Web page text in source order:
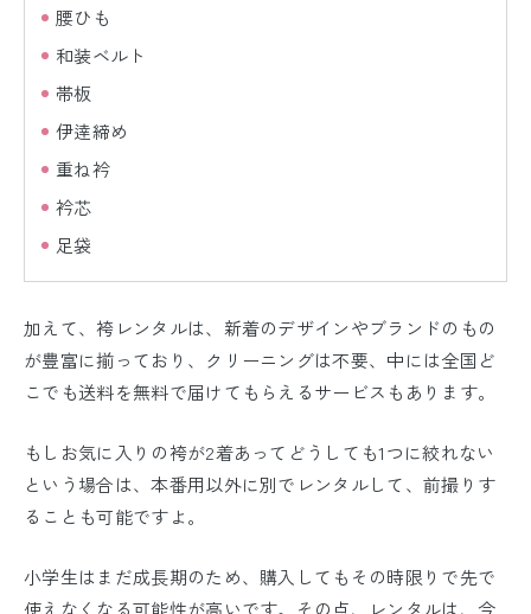
腰ひも
和装ベルト
帯板
伊逹締め
重ね衿
衿芯
足袋
加えて、袴レンタルは、新着のデザインやブランドのもの
が豊富に揃っており、クリーニングは不要、中には全国ど
こでも送料を無料で届けてもらえるサービスもあります。
もしお気に入りの袴が2着あってどうしても1つに絞れない
という場合は、本番用以外に別でレンタルして、前撮りす
ることも可能ですよ。
小学生はまだ成長期のため、購入してもその時限りで先で